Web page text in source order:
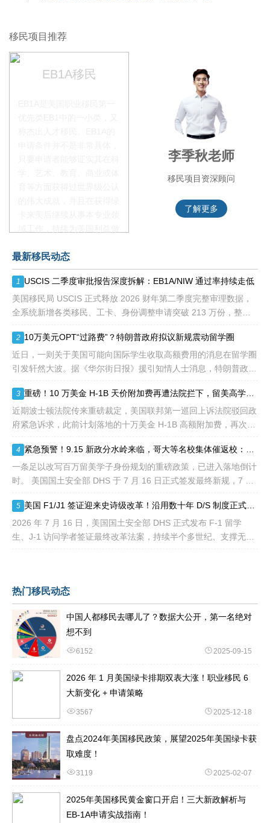
移民项目推荐
EB1A移民
额占全球移民签证配额的
28.6%，即大约4万个移民
签证，都会用于满足"优
先"移民类别的申请。EB1A
不需要雇主支持、不用办理
等的限制，所以也愈来愈受
到中国杰出人才的青睐。
李季秋老师
移民项目资深顾问
了解更多
最新移民动态
1
USCIS 二季度审批报告深度拆解：EB1A/NIW 通过率持续走低
美国移民局 USCIS 正式释放 2026 财年第二季度完整审理数据，
全系统新增各类移民、工卡、身份调整申请突破 213 万份，整体
2 10万美元OPT“过路费”？特朗普政府拟议新规震动留学圈
近日，一则关于美国可能向国际学生收取高额费用的消息在留学圈
引发轩然大波。据《华尔街日报》援引知情人士消息，特朗普政府
中可能包括高达10万美元
3
近期波士顿法院传来重磅裁定，美国联邦第一巡回上诉法院驳回政
府紧急诉求，此前计划落地的十万美金 H-1B 高额附加费，再次被
4
一条足以改写百万留美学子身份规划的重磅政策，已进入落地倒计
时。 美国国土安全部 DHS 于 7 月 16 日正式签发最终新规，7 月
5
2026 年 7 月 16 日，美国国土安全部 DHS 正式发布 F-1 留学
生、J-1 访问学者签证最终改革法案，持续半个多世纪、支撑无数
热门移民动态
中国人都移民去哪儿了？数据大公开，第一名绝对
想不到
6152 2025-09-15
2026 年 1 月美国绿卡排期双表大涨！职业移民 6
大新变化 + 申请策略
3567 2025-12-18
盘点2024年美国移民政策，展望2025年美国绿卡获
取难度！
3119 2025-02-07
2025年美国移民黄金窗口开启！三大新政解析与
EB-1A申请实战指南！